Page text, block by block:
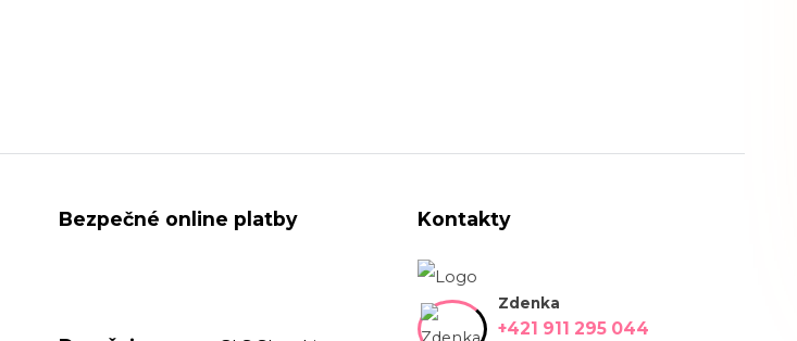
Bezpečné online platby Kontakty
Zdenka
+421 911 295 044